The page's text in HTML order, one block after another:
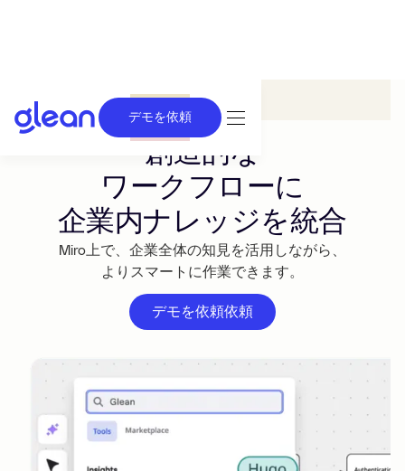
デモを依頼
Glean in Miro
創造的な
ワークフローに
企業内ナレッジを統合
Miro上で、企業全体の知見を活用しながら、
よりスマートに作業できます。
デモを依頼依頼